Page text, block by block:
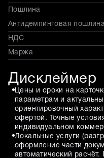
Пошлина
Антидемпинговая
НДС
Маржа
Дисклеймер
Цены и сроки на
параметрам и
ориентировочный
офертой. Точные
индивидуальном
Локальные услуги
оформление части
автоматический